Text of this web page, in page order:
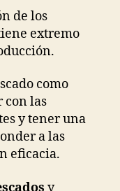
de los
extremo
como
con las
y tener una
a las
eficacia.
y